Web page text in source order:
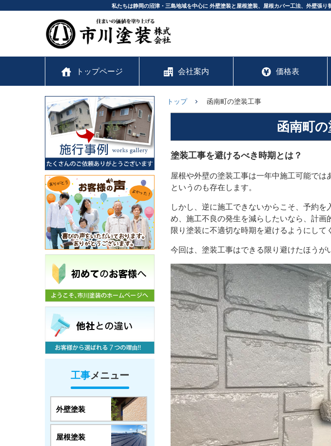
私たちは静岡の沼津・三島地域を中心に 外壁塗装と屋根塗装、屋根カバー工法、外壁張
トップページ 会社案内 価格表
工事メニュー
外壁塗装
屋根塗装
トップ 函南町の塗装工事
函南町
塗装工事を避けるべき時期とは？
屋根や外壁の塗装工事は一年中施工可能では
というのも存在します。
しかし、逆に施工できないからこそ、予約
め、施工不良の発生を減らしたいなら、計
限り塗装に不適切な時期を避けるようにして
今回は、塗装工事はできる限り避けたほうが